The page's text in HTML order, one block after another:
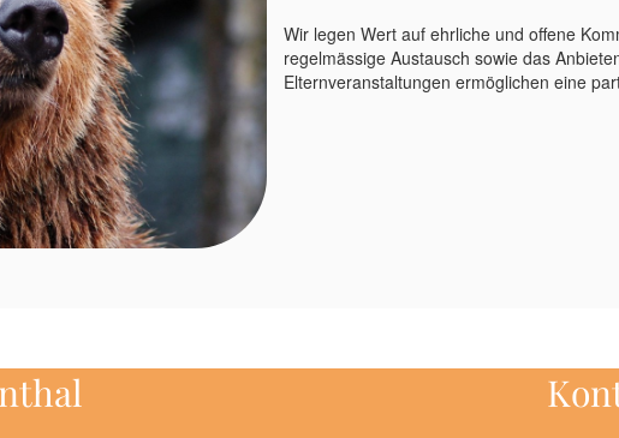
Wir legen Wert auf ehrliche und offene
regelmässige Austausch sowie das
Elternveranstaltungen ermöglichen eine